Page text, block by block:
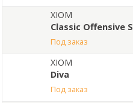
XIOM
Classic Offensive S
под заказ
XIOM
Diva
под заказ